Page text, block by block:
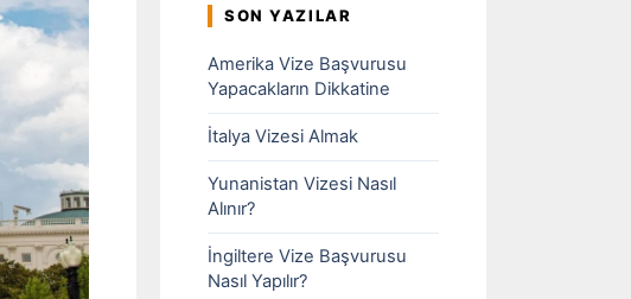
SON YAZILAR
Amerika Vize Başvurusu
Yapacakların Dikkatine
İtalya Vizesi Almak
Yunanistan Vizesi Nasıl
Alınır?
İngiltere Vize Başvurusu
Nasıl Yapılır?